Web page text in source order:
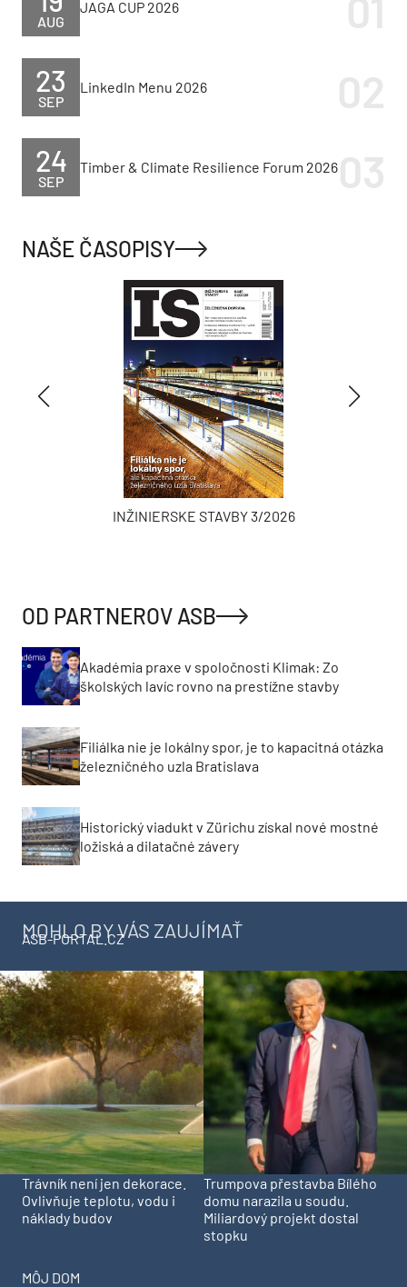
AUG
JAGA CUP 2026
SEP
23 LinkedIn Menu 2026
SEP
24 Timber & Climate Resilience Forum 2026
NAŠE ČASOPISY
INŽINIERSKE STAVBY 3/2026
OD PARTNEROV ASB
Akadémia praxe v spoločnosti Klimak: Zo
školských lavíc rovno na prestížne stavby
Filiálka nie je lokálny spor, je to kapacitná otázka
železničného uzla Bratislava
Historický viadukt v Zürichu získal nové mostné
ložiská a dilatačné závery
MOHLO BY VÁS ZAUJÍMAŤ
ASB-PORTAL.CZ
Trávník není jen dekorace.
Ovlivňuje teplotu, vodu i
náklady budov
Trumpova přestavba Bílého
domu narazila u soudu.
Miliardový projekt dostal
stopku
MÔJ DOM